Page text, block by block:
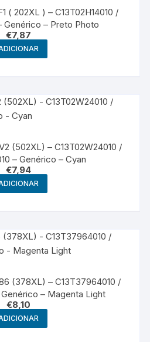
( 202XL ) – C13T02H14010 /
Genérico – Preto Photo
€7,87
(502XL) – C13T02W24010 /
– Genérico – Cyan
€7,94
(378XL) – C13T37964010 /
– Magenta Light
€8,10